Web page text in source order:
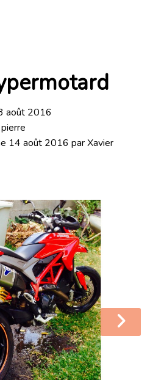
août 2016
14 août 2016 par Xavier